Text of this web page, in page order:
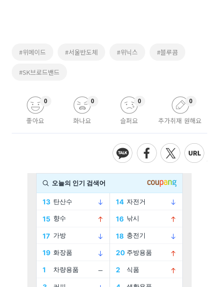
#위메이드 #서울반도체 #위닉스 #블루콤
#SK브로드밴드
좋아요
0
화나요
0
슬퍼요
0
추가취재 원해요
0